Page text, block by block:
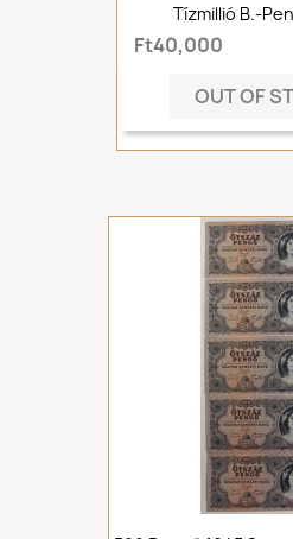
Tízmillió B.-
Ft40,000
OUT OF